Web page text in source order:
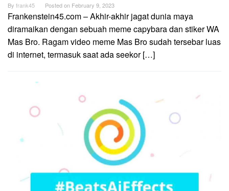
By frank45 Posted on February 9, 2023
Frankenstein45.com – Akhir-akhir jagat dunia maya
diramaikan dengan sebuah meme capybara dan stiker WA
Mas Bro. Ragam video meme Mas Bro sudah tersebar luas
di internet, termasuk saat ada seekor […]